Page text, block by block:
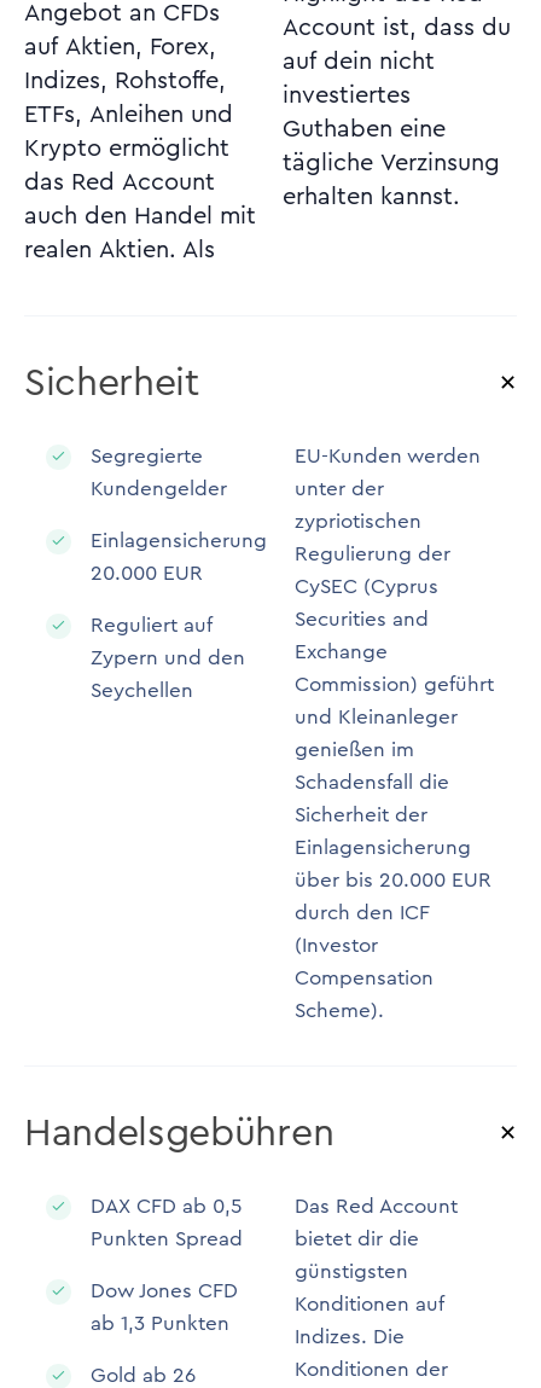
Angebot an CFDs
auf Aktien, Forex,
Indizes, Rohstoffe,
ETFs, Anleihen und
Krypto ermöglicht
das Red Account
auch den Handel mit
realen Aktien. Als
Account ist, dass du
auf dein nicht
investiertes
Guthaben eine
tägliche Verzinsung
erhalten kannst.
Sicherheit
Segregierte
Kundengelder
Einlagensicherung
20.000 EUR
Reguliert auf
Zypern und den
Seychellen
EU-Kunden werden
unter der
zypriotischen
Regulierung der
CySEC (Cyprus
Securities and
Exchange
Commission) geführt
und Kleinanleger
genießen im
Schadensfall die
Sicherheit der
Einlagensicherung
über bis 20.000 EUR
durch den ICF
(Investor
Compensation
Scheme).
Handelsgebühren
DAX CFD ab 0,5
Punkten Spread
Dow Jones CFD
ab 1,3 Punkten
Gold ab 26
Das Red Account
bietet dir die
günstigsten
Konditionen auf
Indizes. Die
Konditionen der